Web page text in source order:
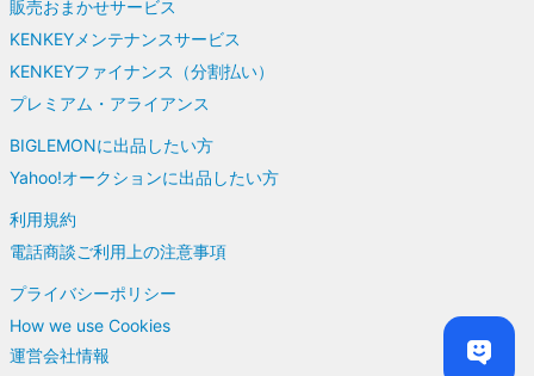
販売おまかせサービス
KENKEYメンテナンスサービス
KENKEYファイナンス（分割払い）
プレミアム・アライアンス
BIGLEMONに出品したい方
Yahoo!オークションに出品したい方
利用規約
電話商談ご利用上の注意事項
プライバシーポリシー
How we use Cookies
運営会社情報